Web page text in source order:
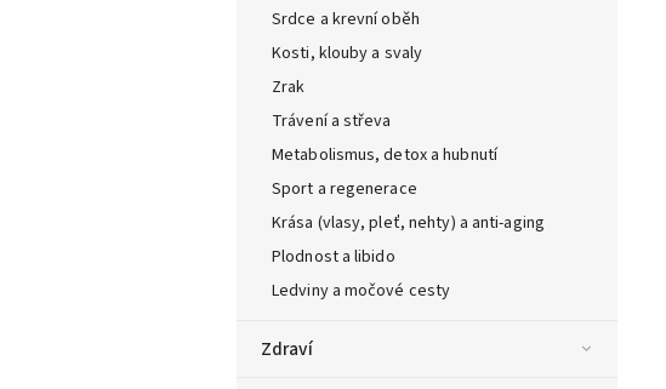
Srdce a krevní oběh
Kosti, klouby a svaly
Zrak
Trávení a střeva
Metabolismus, detox a hubnutí
Sport a regenerace
Krása (vlasy, pleť, nehty) a anti-aging
Plodnost a libido
Ledviny a močové cesty
Zdraví